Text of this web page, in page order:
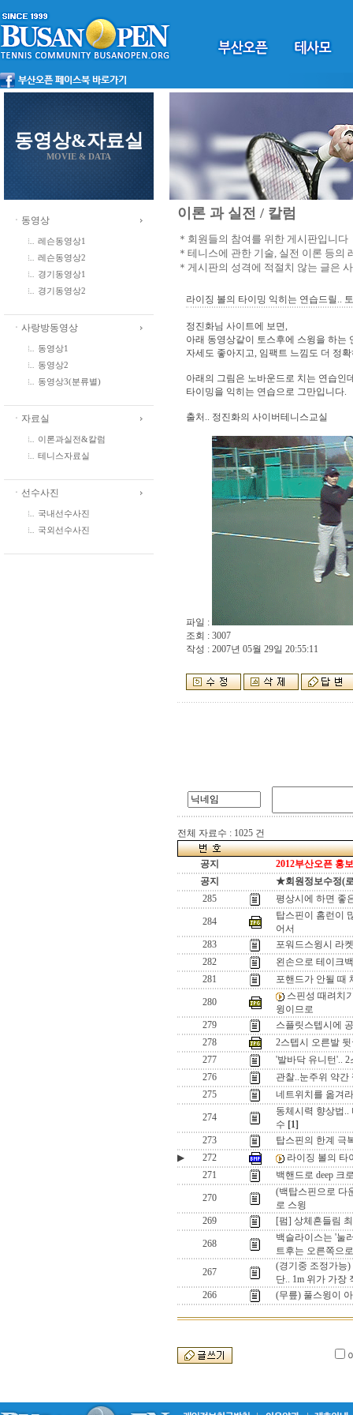
동영상&자료실
MOVIE & DATA
ㆍ동영상
레슨동영상1
레슨동영상2
경기동영상1
경기동영상2
ㆍ사랑방동영상
동영상1
동영상2
동영상3(분류별)
ㆍ자료실
이론과실전&칼럼
테니스자료실
ㆍ선수사진
국내선수사진
국외선수사진
이론 과 실전 / 칼럼
＊회원들의 참여를 위한 게시판입니다
＊테니스에 관한 기술, 실전 이론 등의
＊게시판의 성격에 적절치 않는 글은
라이징 볼의 타이밍 익히는 연습드릴..
정진화님 사이트에 보면,
아래 동영상같이 토스후에 스윙을 하는
자세도 좋아지고, 임팩트 느낌도 더 정
아래의 그림은 노바운드로 치는 연습인
타이밍을 익히는 연습으로 그만입니다.
출처.. 정진화의 사이버테니스교실
파일 :
조회 : 3007
작성 : 2007년 05월 29일 20:55:11
전체 자료수 : 1025 건
공지
2012부산오픈 홍
공지
★회원정보수정(
285
평상시에 하면 좋
284
탑스핀이 홈런이
어서
283
포워드스윙시 라
282
왼손으로 테이크
281
포핸드가 안될 때
280
스핀성 때려치
윙이므로
279
스플릿스텝시에
278
2스텝시 오른발
277
'발바닥 유니턴'..
276
관찰..눈주위 약간
275
네트위치를 옮겨
274
동체시력 향상법..
수 [1]
273
탑스핀의 한계 극
▶
272
라이징 볼의 타
271
백핸드로 deep 크
270
(백탑스핀으로 다
로 스윙
269
[펌] 상체흔들림
268
백슬라이스는 '눌
트후는 오른쪽으
267
(경기중 조정가능
단.. 1m 위가 가장
266
(무릎) 풀스윙이